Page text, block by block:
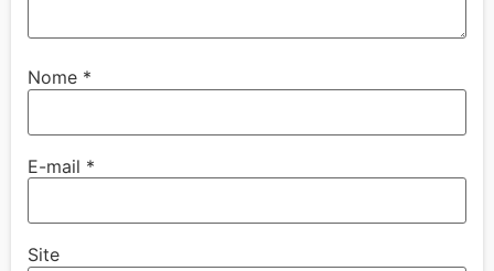
Nome *
E-mail *
Site